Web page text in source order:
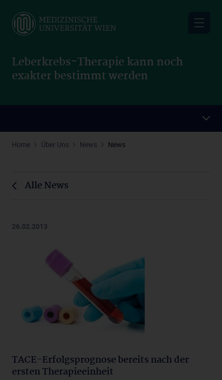
main
Leberkrebs-Therapie kann noch
exakter bestimmt werden
Home Über Uns News News
Alle News
26.02.2013
TACE-Erfolgsprognose bereits nach der
ersten Therapieeinheit